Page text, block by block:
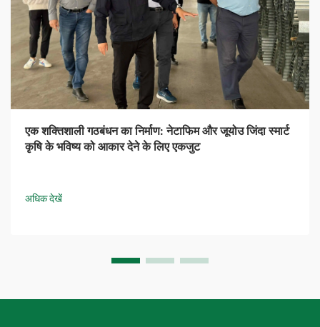
एक शक्तिशाली गठबंधन का निर्माण: नेटाफिम और जूयोउ जिंदा स्मार्ट
कृषि के भविष्य को आकार देने के लिए एकजुट
अधिक देखें